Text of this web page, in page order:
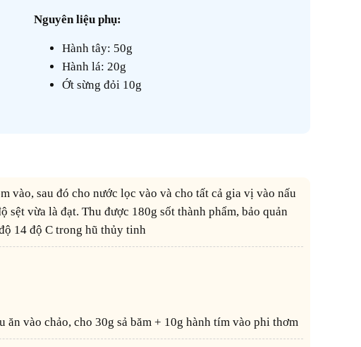
Nguyên liệu phụ:
Hành tây: 50g
Hành lá: 20g
Ớt sừng đỏi 10g
sệt vừa là đạt. Thu được 180g sốt thành phẩm, bảo quản
14 độ C trong hũ thủy tinh
ăn vào chảo, cho 30g sả băm + 10g hành tím vào phi thơm